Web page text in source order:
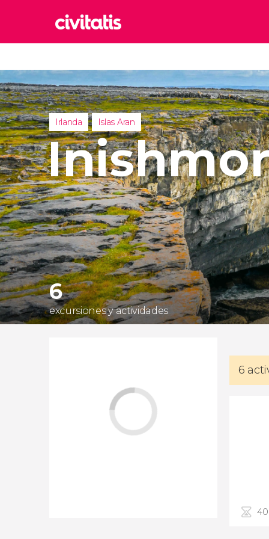
Italia
Reino
Reino
Turquía
Irlanda Islas Aran
6
excursiones y actividades
6